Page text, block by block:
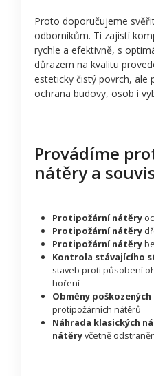
Proto doporučujeme
odborníkům. Ti zajistí
rychle a efektivně, s
důrazem na kvalitu
esteticky čistý povrch, ale
ochrana budovy, osob i
Provádíme
nátěry a
Protipožární nátěry
Protipožární nátěry
Protipožární nátěry
Kontrola stávajícího
staveb proti působení
hoření
Obměny
protipožárních nátěrů
Náhrada klasických
nátěryvčetně